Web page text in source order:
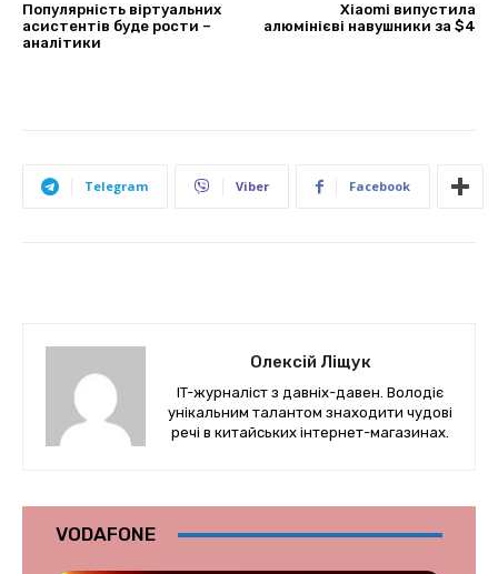
Популярність віртуальних
асистентів буде рости –
аналітики
Xiaomi випустила
алюмінієві навушники за $4
Telegram Viber Facebook
Олексій Ліщук
IT-журналіст з давніх-давен. Володіє
унікальним талантом знаходити чудові
речі в китайських інтернет-магазинах.
VODAFONE